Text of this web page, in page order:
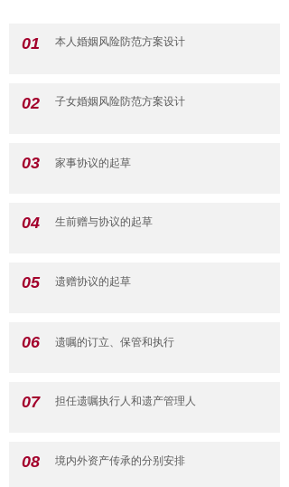
07 担任遗嘱执行人和遗产管理人
08 境内外资产传承的分别安排
遗嘱的订立、保管和执行
06
本人婚姻风险防范方案设计
01
遗赠协议的起草
05
02 子女婚姻风险防范方案设计
04 生前赠与协议的起草
家事协议的起草
03